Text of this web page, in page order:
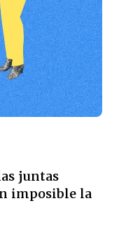
juntas
imposible la